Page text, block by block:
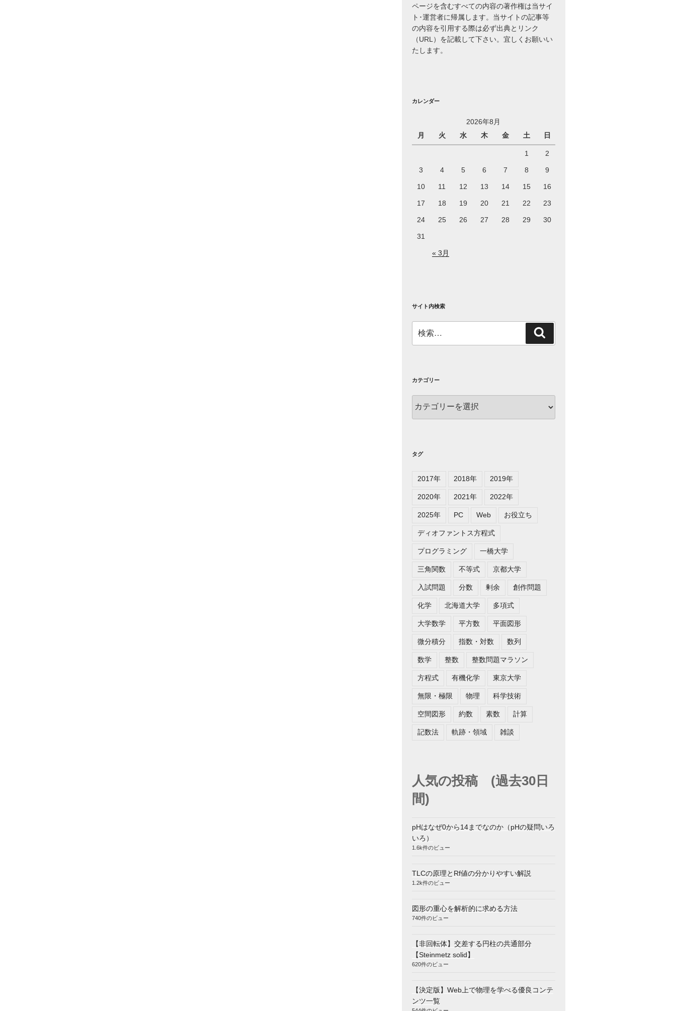
ページを含むすべての内容の著作権は当サイ
ト･運営者に帰属します。当サイトの記事等
の内容を引用する際は必ず出典とリンク
（URL）を記載して下さい。宜しくお願いい
たします。
カレンダー
2026年8月
月
火 水 木 金 土 日
1 2
3 4 5 6 7 8 9
10 11 12 13 14 15 16
17 18 19 20 21 22 23
24 25 26 27 28 29 30
31
« 3月
サイト内検索
索:
索
カテゴリー
テ
タグ
2017年 2018年 2019年
2020年 2021年 2022年
2025年 PC Web お役立ち
ディオファントス方程式
プログラミング 一橋大学
三角関数 不等式 京都大学
入試問題 分数 剰余 創作問題
化学 北海道大学 多項式
大学数学 平方数 平面図形
微分積分 指数・対数 数列
数学 整数 整数問題マラソン
方程式 有機化学 東京大学
無限・極限 物理 科学技術
空間図形 約数 素数 計算
記数法 軌跡・領域 雑談
人気の投稿 (過去30日
間)
pHはなぜ0から14までなのか（pHの疑問いろ
いろ）
1.6k件のビュー
TLCの原理とRf値の分かりやすい解説
1.2k件のビュー
図形の重心を解析的に求める方法
740件のビュー
【非回転体】交差する円柱の共通部分
【Steinmetz solid】
620件のビュー
【決定版】Web上で物理を学べる優良コンテ
ンツ一覧